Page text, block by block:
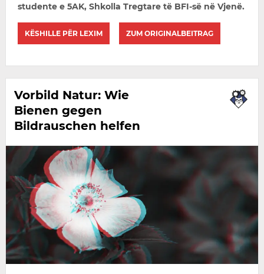
studente e 5AK, Shkolla Tregtare të BFI-së në Vjenë.
KËSHILLE PËR LEXIM ZUM ORIGINALBEITRAG
Vorbild Natur: Wie
Bienen gegen
Bildrauschen helfen